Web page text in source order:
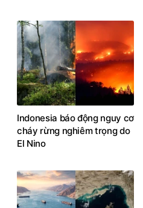
Indonesia báo động nguy cơ
cháy rừng nghiêm trọng do
El Nino